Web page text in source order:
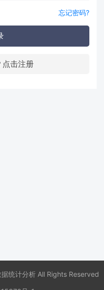
忘记密码?
点击注册
统计分析 All Rights Reserved